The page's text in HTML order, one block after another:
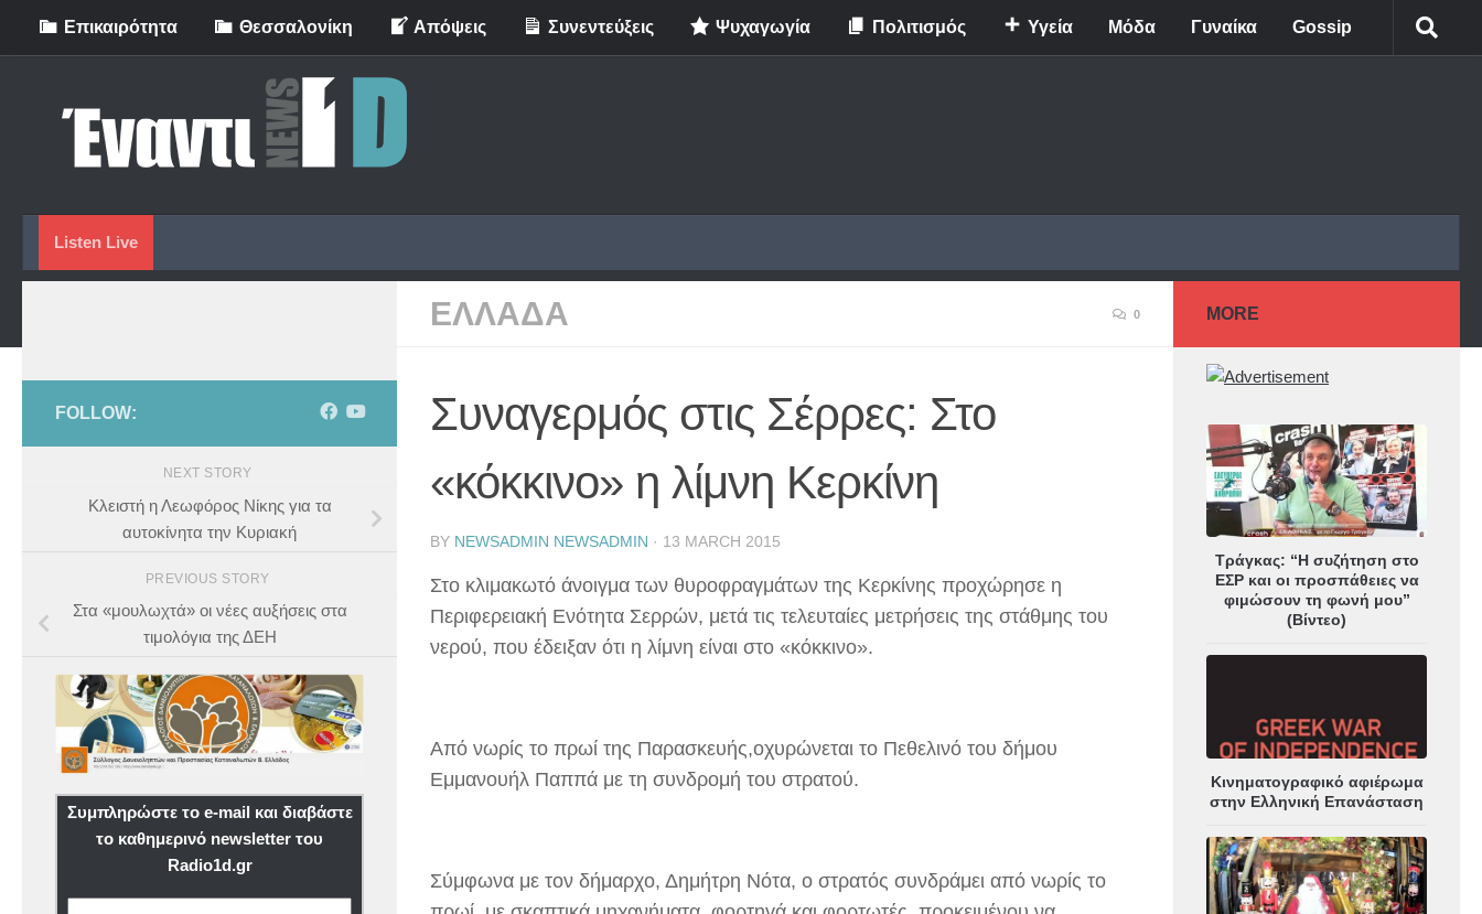
Skip to content
Eπικαιρότητα Θεσσαλονίκη Απόψεις Συνεντεύξεις Ψυχαγωγία Πολιτισμός Υγεία Μόδα Γυναίκα Gossip
Listen Live
ΕΛΛΑΔΑ 0
Συναγερμός στις Σέρρες: Στο
«κόκκινο» η λίμνη Κερκίνη
BY NEWSADMIN NEWSADMIN · 13 MARCH 2015
Στο κλιμακωτό άνοιγμα των θυροφραγμάτων της Κερκίνης προχώρησε η
Περιφερειακή Ενότητα Σερρών, μετά τις τελευταίες μετρήσεις της στάθμης του
νερού, που έδειξαν ότι η λίμνη είναι στο «κόκκινο».
Από νωρίς το πρωί της Παρασκευής,οχυρώνεται το Πεθελινό του δήμου
Εμμανουήλ Παππά με τη συνδρομή του στρατού.
Σύμφωνα με τον δήμαρχο, Δημήτρη Νότα, ο στρατός συνδράμει από νωρίς το
FOLLOW:
NEXT STORY
Κλειστή η Λεωφόρος Νίκης για τα
αυτοκίνητα την Κυριακή
PREVIOUS STORY
Στα «μουλωχτά» οι νέες αυξήσεις στα
τιμολόγια της ΔΕΗ
Συμπληρώστε το e-mail και διαβάστε
το καθημερινό newsletter του
Radio1d.gr
MORE
Τράγκας: “Η συζήτηση στο
ΕΣΡ και οι προσπάθειες να
φιμώσουν τη φωνή μου”
(Βίντεο)
Κινηματογραφικό αφιέρωμα
στην Ελληνική Επανάσταση